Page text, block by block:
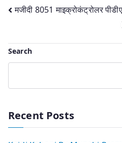
Post
मजीदी 8051 माइक्रोकंट्रोलर
Search
Recent Posts